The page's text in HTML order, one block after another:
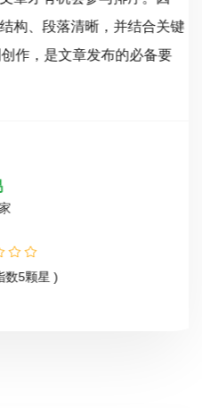
段落清晰，并结合关键
是文章发布的必备要
星 )